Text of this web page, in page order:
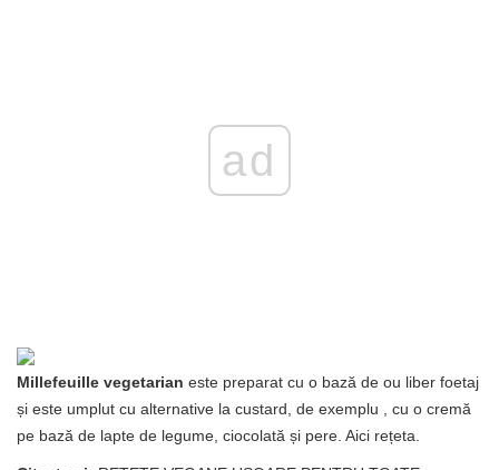
ad
Millefeuille vegetarian este preparat cu o bază de ou liber foetaj
și este umplut cu alternative la custard, de exemplu , cu o cremă
pe bază de lapte de legume, ciocolată și pere. Aici rețeta.